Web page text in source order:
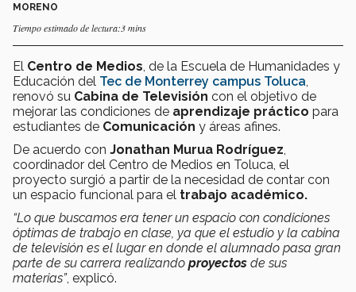
MORENO
Tiempo estimado de lectura:3 mins
El Centro de Medios , de la Escuela de Humanidades y
Educación del Tec de Monterrey campus Toluca
renovó su Cabina de Televisión con el objetivo de
mejorar las condiciones de aprendizaje práctico para
estudiantes de Comunicación y áreas afines.
De acuerdo con Jonathan Murua Rodríguez
coordinador del Centro de Medios en Toluca, el
proyecto surgió a partir de la necesidad de contar con
un espacio funcional para el trabajo académico.
“Lo que buscamos era tener un espacio con condiciones
óptimas de trabajo en clase, ya que el estudio y la cabina
de televisión es el lugar en donde el alumnado pasa gran
parte de su carrera realizando proyectos de sus
materias”, explicó.